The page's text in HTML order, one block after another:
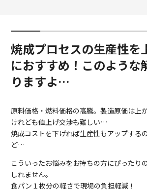
焼成プロセスの生産性を
におすすめ！このような
りますよ…
原料価格・燃料価格の高騰。製造原価は上
けれども値上げ交渉も難しい…
焼成コストを下げれば生産性もアップする
ど…
こういったお悩みをお持ちの方にぴったり
しれません。
食パン１枚分の軽さで現場の負担軽減！